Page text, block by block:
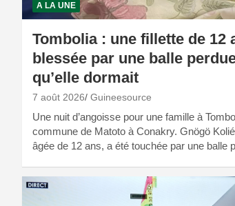
A LA UNE
Tombolia : une fillette de 12
blessée par une balle
qu’elle dormait
7 août 2026 Guineesource
Une nuit d’angoisse pour une famille à
commune de Matoto à Conakry. Gnögö
âgée de 12 ans, a été touchée par une balle